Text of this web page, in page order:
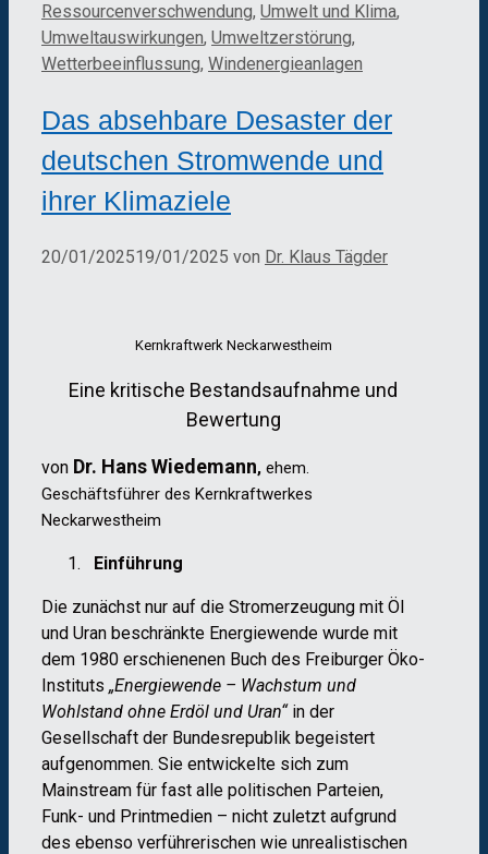
Ressourcenverschwendung, Umwelt und Klima,
Umweltauswirkungen, Umweltzerstörung,
Wetterbeeinflussung, Windenergieanlagen
Das absehbare Desaster der
deutschen Stromwende und
ihrer Klimaziele
20/01/202519/01/2025 von Dr. Klaus Tägder
Kernkraftwerk Neckarwestheim
Eine kritische Bestandsaufnahme und
Bewertung
von Dr. Hans Wiedemann, ehem.
Geschäftsführer des Kernkraftwerkes
Neckarwestheim
Einführung
Die zunächst nur auf die Stromerzeugung mit Öl
und Uran beschränkte Energiewende wurde mit
dem 1980 erschienenen Buch des Freiburger Öko-
Instituts „Energiewende – Wachstum und
Wohlstand ohne Erdöl und Uran“in der
Gesellschaft der Bundesrepublik begeistert
aufgenommen. Sie entwickelte sich zum
Mainstream für fast alle politischen Parteien,
Funk- und Printmedien – nicht zuletzt aufgrund
des ebenso verführerischen wie unrealistischen